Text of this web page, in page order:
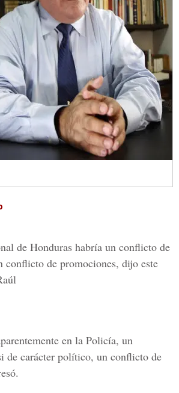
de Honduras habría un conflicto de
conflicto de promociones, dijo este
en la Policía, un
de carácter político, un conflicto de